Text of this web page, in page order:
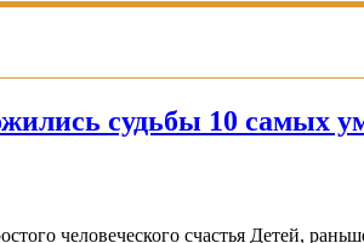
судьбы 10 самых
человеческого счастья Детей,